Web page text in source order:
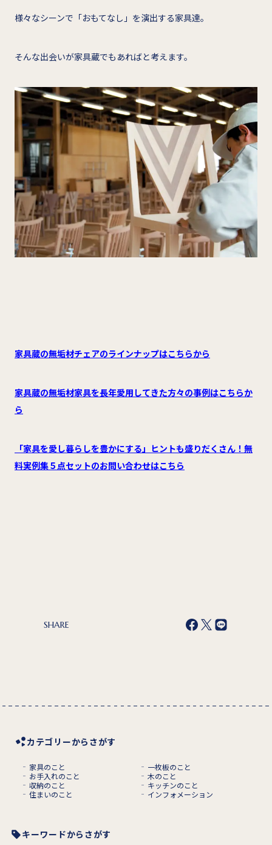
様々なシーンで「おもてなし」を演出する家具達。
そんな出会いが家具蔵でもあればと考えます。
家具蔵の無垢材チェアのラインナップはこちらから
家具蔵の無垢材家具を長年愛用してきた方々の事例はこちらか
ら
「家具を愛し暮らしを豊かにする」ヒントも盛りだくさん！無
料実例集５点セットのお問い合わせはこちら
SHARE
カテゴリーからさがす
家具のこと
一枚板のこと
お手入れのこと
木のこと
収納のこと
キッチンのこと
住まいのこと
インフォメーション
キーワードからさがす